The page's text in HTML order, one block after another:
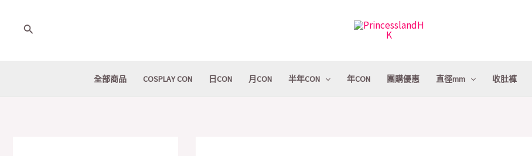
Search
全部商品 COSPLAY CON 日CON 月CON 半年CON 年CON 團購優惠 直徑mm 收肚褲